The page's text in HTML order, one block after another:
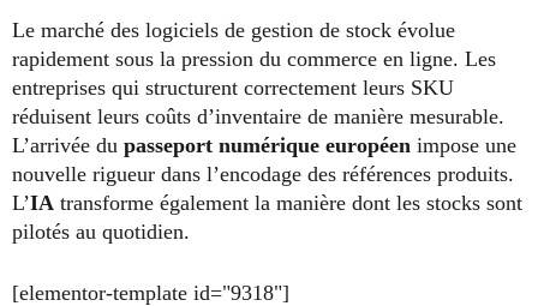
Le marché des logiciels de gestion de stock évolue
rapidement sous la pression du commerce en ligne. Les
entreprises qui structurent correctement leurs SKU
réduisent leurs coûts d’inventaire de manière mesurable.
L’arrivée du passeport numérique européen impose une
nouvelle rigueur dans l’encodage des références produits.
L’IA transforme également la manière dont les stocks sont
pilotés au quotidien.
[elementor-template id="9318"]